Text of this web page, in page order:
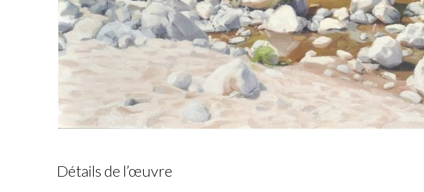
Détails de l’œuvre